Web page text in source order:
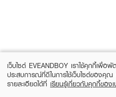
เว็บไซต์ EVEANDBOY เราใช้คุกกี้เพื่อ
ประสบการณ์ที่ดีในการใช้เว็บไซต์ของคุ
รายละเอียดได้ที่ เรียนรู้เกี่ยวกับคุกกี้ของเ